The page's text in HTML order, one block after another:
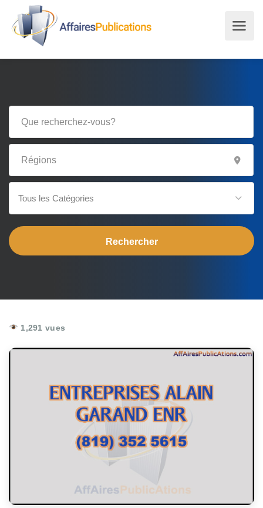
Tous les Catégories
1,291 vues